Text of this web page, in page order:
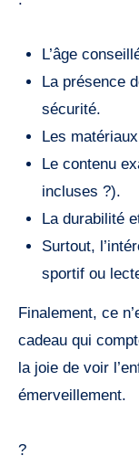
L’âge
La présence
sécurité.
Les
Le contenu
incluses ?).
La durabilité
Surtout,
sportif ou
Finalement, ce
cadeau qui
la joie de voir
émerveillement.
?